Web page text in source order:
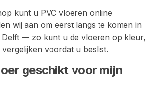
kunt u PVC vloeren online
wij aan om eerst langs te komen in
— zo kunt u de vloeren op kleur,
voordat u beslist.
geschikt voor mijn